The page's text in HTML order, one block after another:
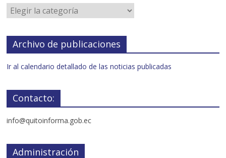
Archivo de publicaciones
Ir al calendario detallado de las noticias publicadas
Contacto:
info@quitoinforma.gob.ec
Administración